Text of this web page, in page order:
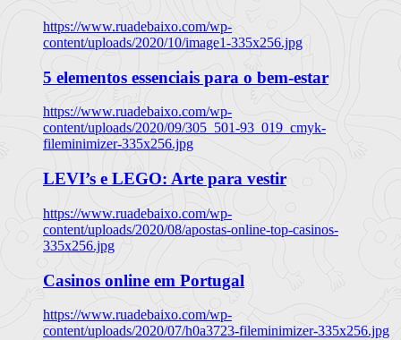
https://www.ruadebaixo.com/wp-
content/uploads/2020/10/image1-335x256.jpg
5 elementos essenciais para o bem-estar
https://www.ruadebaixo.com/wp-
content/uploads/2020/09/305_501-93_019_cmyk-
fileminimizer-335x256.jpg
LEVI’s e LEGO: Arte para vestir
https://www.ruadebaixo.com/wp-
content/uploads/2020/08/apostas-online-top-casinos-
335x256.jpg
Casinos online em Portugal
https://www.ruadebaixo.com/wp-
content/uploads/2020/07/h0a3723-fileminimizer-335x256.jpg